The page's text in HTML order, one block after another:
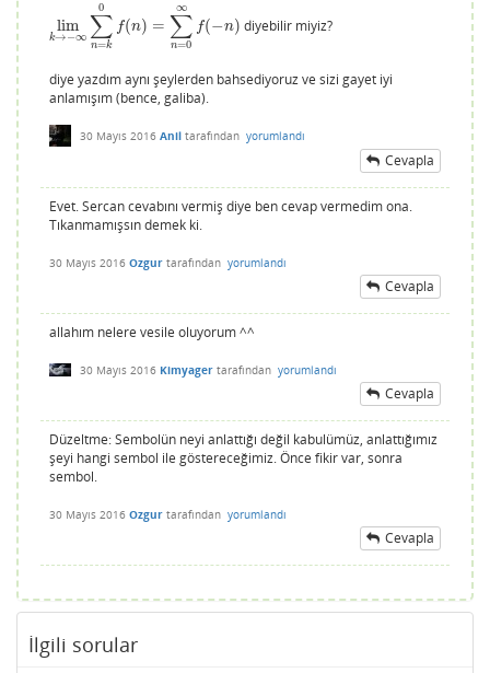
lim
k→−∞ ∑
n=k
0
f(n) = ∑
n=0
∞
f(−n)
limk→ −∞ ∑ n=k0f n)= ∑n = 0∞f(−n) diyebilir miyiz?
diye yazdım aynı şeylerden bahsediyoruz ve sizi gayet iyi
anlamışım (bence, galiba).
30 Mayıs 2016 Anil tarafından yorumlandı
Cevapla
Evet. Sercan cevabını vermiş diye ben cevap vermedim ona.
Tıkanmamışsın demek ki.
30 Mayıs 2016 Ozgur tarafından yorumlandı
Cevapla
allahım nelere vesile oluyorum ^^
30 Mayıs 2016 Kimyager tarafından yorumlandı
Cevapla
Düzeltme: Sembolün neyi anlattığı değil kabulümüz, anlattığımız
şeyi hangi sembol ile göstereceğimiz. Önce fikir var, sonra
sembol.
30 Mayıs 2016 Ozgur tarafından yorumlandı
Cevapla
İlgili sorular